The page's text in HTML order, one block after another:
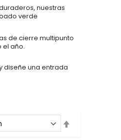
nuestras
verde
de cierre multipunto
el año.
diseñe una entrada